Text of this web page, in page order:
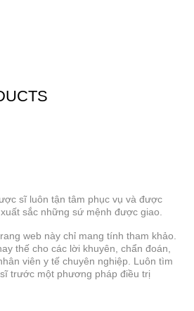
sĩ luôn tận tâm phục vụ và được
sắc những sứ mệnh được giao.
web này chỉ mang tính tham khảo.
thế cho các lời khuyên, chẩn đoán,
viên y tế chuyên nghiệp. Luôn tìm
trước một phương pháp điều trị